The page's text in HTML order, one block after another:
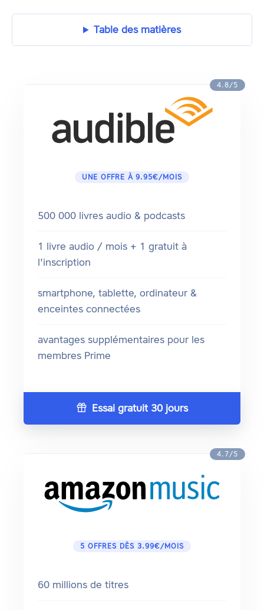
Table des matières
4.8/5
UNE OFFRE À 9.95€/MOIS
500 000 livres audio & podcasts
1 livre audio / mois + 1 gratuit à
l'inscription
smartphone, tablette, ordinateur &
enceintes connectées
avantages supplémentaires pour les
membres Prime
Essai gratuit 30 jours
4.7/5
5 OFFRES DÈS 3.99€/MOIS
60 millions de titres